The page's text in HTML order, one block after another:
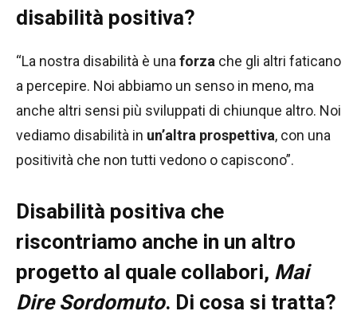
disabilità positiva?
“La nostra disabilità è una forza che gli altri faticano
a percepire. Noi abbiamo un senso in meno, ma
anche altri sensi più sviluppati di chiunque altro. Noi
vediamo disabilità in un’altra prospettiva, con una
positività che non tutti vedono o capiscono”.
Disabilità positiva che
riscontriamo anche in un altro
progetto al quale collabori, Mai
Dire Sordomuto. Di cosa si tratta?